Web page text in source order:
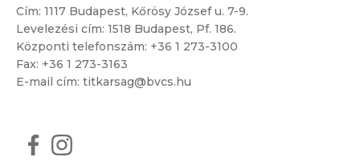
Cím: 1117 Budapest, Kőrösy József u. 7-9.
Levelezési cím: 1518 Budapest, Pf. 186.
Központi telefonszám: +36 1 273-3100
Fax: +36 1 273-3163
E-mail cím: titkarsag@bvcs.hu